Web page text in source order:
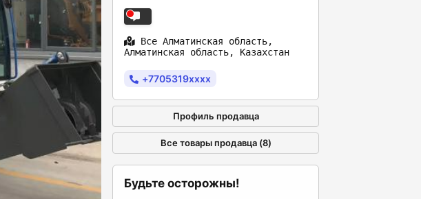
Все Алматинская область,
Алматинская область, Казахстан
+7705319xxxx
Профиль продавца
Все товары продавца (8)
Будьте осторожны!